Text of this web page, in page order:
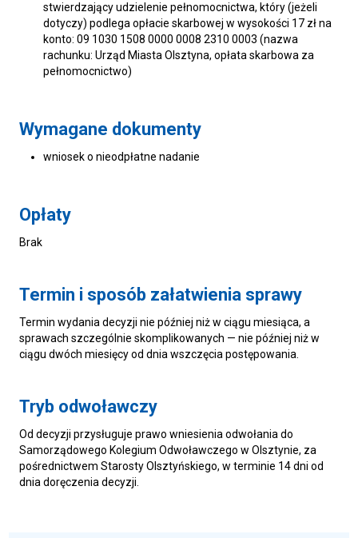
stwierdzający udzielenie pełnomocnictwa, który (jeżeli
dotyczy) podlega opłacie skarbowej w wysokości 17 zł na
konto: 09 1030 1508 0000 0008 2310 0003 (nazwa
rachunku: Urząd Miasta Olsztyna, opłata skarbowa za
pełnomocnictwo)
Wymagane dokumenty
wniosek o nieodpłatne nadanie
Opłaty
Brak
Termin i sposób załatwienia sprawy
Termin wydania decyzji nie później niż w ciągu miesiąca, a
sprawach szczególnie skomplikowanych — nie później niż w
ciągu dwóch miesięcy od dnia wszczęcia postępowania.
Tryb odwoławczy
Od decyzji przysługuje prawo wniesienia odwołania do
Samorządowego Kolegium Odwoławczego w Olsztynie, za
pośrednictwem Starosty Olsztyńskiego, w terminie 14 dni od
dnia doręczenia decyzji.